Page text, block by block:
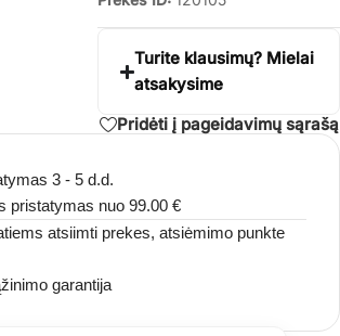
Turite klausimų? Mielai
atsakysime
Pridėti į pageidavimų sąrašą
3 - 5 d.d.
pristatymas nuo 99.00 €
atsiimti prekes, atsiėmimo punkte
garantija